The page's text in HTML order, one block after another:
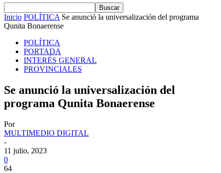
Inicio POLÍTICA Se anunció la universalización del programa
Qunita Bonaerense
POLÍTICA
PORTADA
INTERÉS GENERAL
PROVINCIALES
Se anunció la universalización del
programa Qunita Bonaerense
Por
MULTIMEDIO DIGITAL
-
11 julio, 2023
0
64